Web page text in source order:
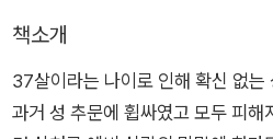
책소개
37살이라는 나이로 인해 확신 없는
과거 성 추문에 휩싸였고 모두 피해